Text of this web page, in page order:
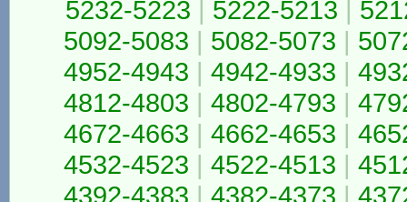
5232-5223 5222-5213
5092-5083 | 5082-5073 |
4952-4943 | 4942-4933 |
4812-4803 | 4802-4793 |
4672-4663 | 4662-4653 |
4532-4523 | 4522-4513 |
4392-4383 | 4382-4373 |